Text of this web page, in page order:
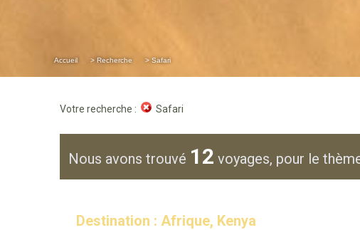
Accueil > Recherche > Safari
Votre recherche : Safari
Nous avons trouvé 12 voyages, pour le
Destination : Afrique, Kenya